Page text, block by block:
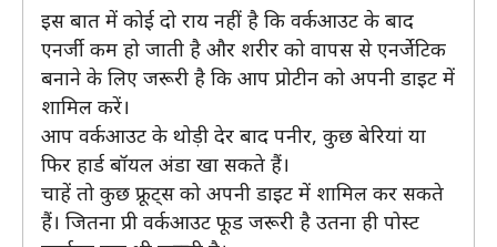
इस बात में कोई दो राय नहीं है कि वर्कआउट के बाद
एनर्जी कम हो जाती है और शरीर को वापस से एनर्जेटिक
बनाने के लिए जरूरी है कि आप प्रोटीन को अपनी डाइट में
शामिल करें।
आप वर्कआउट के थोड़ी देर बाद पनीर, कुछ बेरियां या
फिर हार्ड बॉयल अंडा खा सकते हैं।
चाहें तो कुछ फ्रूट्स को अपनी डाइट में शामिल कर सकते
हैं। जितना प्री वर्कआउट फूड जरूरी है उतना ही पोस्ट